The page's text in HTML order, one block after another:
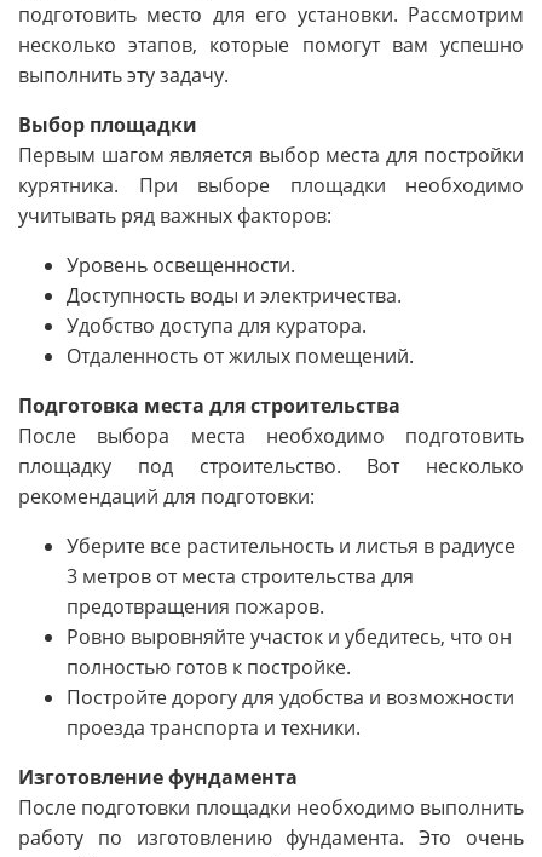
подготовить место для его установки. Рассмотрим
несколько этапов, которые помогут вам успешно
выполнить эту задачу.
Выбор площадки
Первым шагом является выбор места для постройки
курятника. При выборе площадки необходимо
учитывать ряд важных факторов:
Уровень освещенности.
Доступность воды и электричества.
Удобство доступа для куратора.
Отдаленность от жилых помещений.
Подготовка места для строительства
После выбора места необходимо подготовить
площадку под строительство. Вот несколько
рекомендаций для подготовки:
Уберите все растительность и листья в радиусе
3 метров от места строительства для
предотвращения пожаров.
Ровно выровняйте участок и убедитесь, что он
полностью готов к постройке.
Постройте дорогу для удобства и возможности
проезда транспорта и техники.
Изготовление фундамента
После подготовки площадки необходимо выполнить
работу по изготовлению фундамента. Это очень